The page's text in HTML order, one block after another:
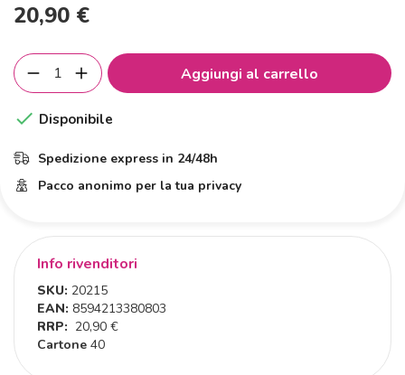
20,90 €
Aggiungi al carrello
 Disponibile
Spedizione express in 24/48h
Pacco anonimo per la tua privacy
Info rivenditori
SKU: 20215
EAN: 8594213380803
RRP: 20,90 €
Cartone 40